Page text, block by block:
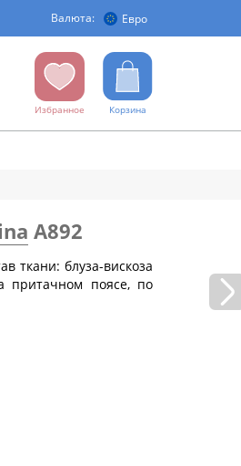
Валюта: Евро
Избранное Корзина
А892
ткани: блуза-вискоза
притачном поясе, по